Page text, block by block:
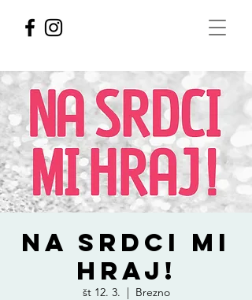
NA SRDCI MI
HRAJ!
št 12. 3.
  |
Brezno